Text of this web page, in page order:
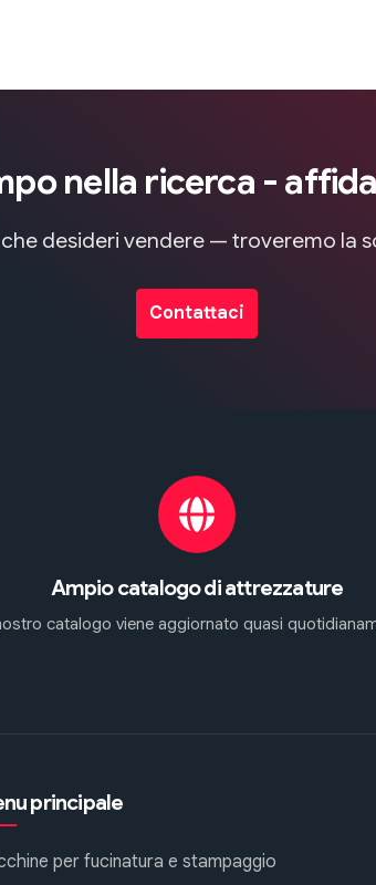
nella ricerca -
desideri vendere — troveremo la
Contattaci
Ampio catalogo di attrezzature
catalogo viene aggiornato quasi
principale
per fucinatura e stampaggio